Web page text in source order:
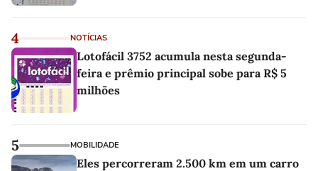
4 NOTÍCIAS
Lotofácil 3752 acumula nesta segunda-
feira e prêmio principal sobe para R$ 5
milhões
5 MOBILIDADE
Eles percorreram 2.500 km em um carro